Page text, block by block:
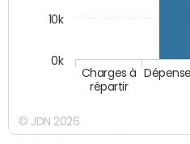
Charges à
répartir
0k
10k
© JDN 2026